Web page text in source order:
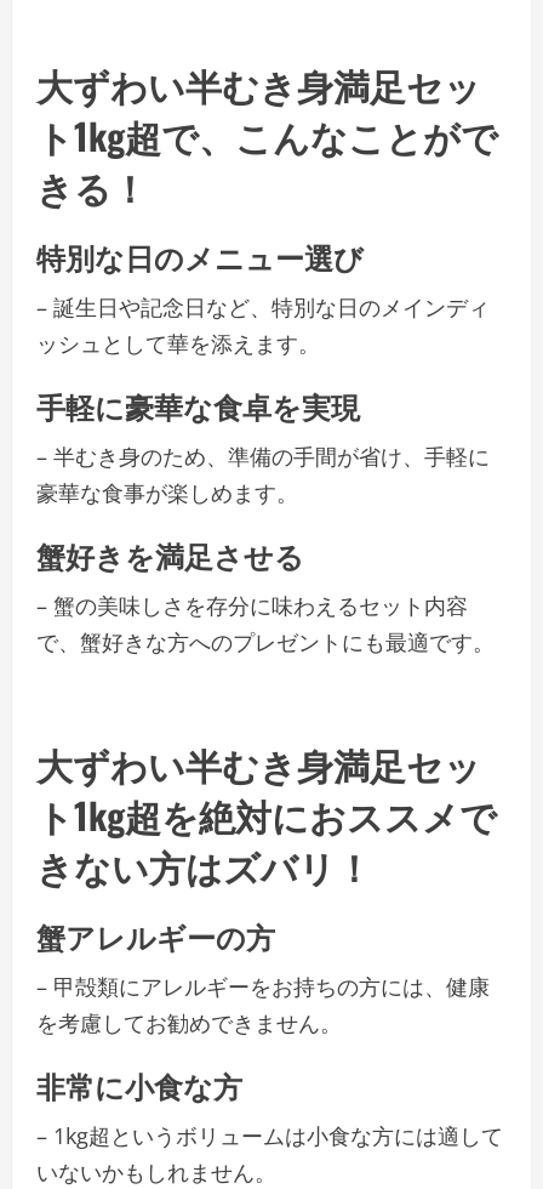
大ずわい半むき身満足セッ
ト1kg超で、こんなことがで
きる！
特別な日のメニュー選び
– 誕生日や記念日など、特別な日のメインディ
ッシュとして華を添えます。
手軽に豪華な食卓を実現
– 半むき身のため、準備の手間が省け、手軽に
豪華な食事が楽しめます。
蟹好きを満足させる
– 蟹の美味しさを存分に味わえるセット内容
で、蟹好きな方へのプレゼントにも最適です。
大ずわい半むき身満足セッ
ト1kg超を絶対におススメで
きない方はズバリ！
蟹アレルギーの方
– 甲殻類にアレルギーをお持ちの方には、健康
を考慮してお勧めできません。
非常に小食な方
– 1kg超というボリュームは小食な方には適して
いないかもしれません。